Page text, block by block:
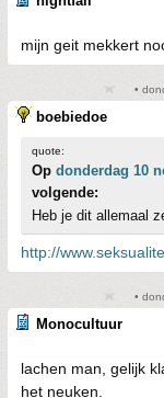
mijn geit mekkert
•
boebiedoe
quote:
Op donderdag 10
volgende:
Heb je dit allemaal
http://
•
Monocultuur
lachen man, gelijk
het neuken.